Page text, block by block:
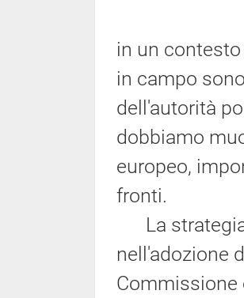
in un
in campo
dell'autorità
dobbiamo
europeo,
fronti.
La strategia
nell'adozione
Commissione